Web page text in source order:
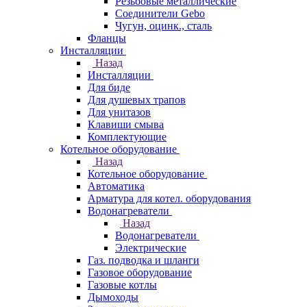
Соединители Gebo
Чугун, оцинк., сталь
Фланцы
Инсталляции
Назад
Инсталляции
Для биде
Для душевых трапов
Для унитазов
Клавиши смыва
Комплектующие
Котельное оборудование
Назад
Котельное оборудование
Автоматика
Арматура для котел. оборудования
Водонагреватели
Назад
Водонагреватели
Электрические
Газ. подводка и шланги
Газовое оборудование
Газовые котлы
Дымоходы